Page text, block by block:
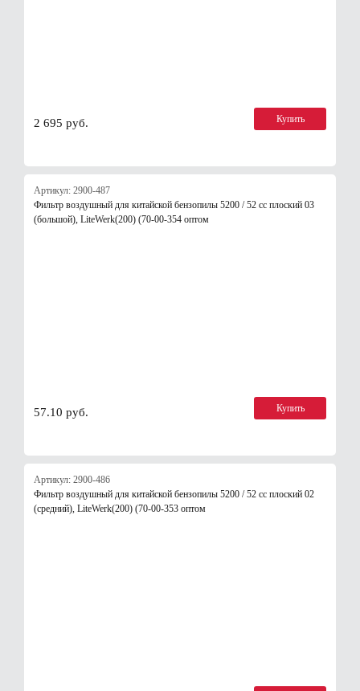
2 695 руб. Купить
Артикул: 2900-487
Фильтр воздушный для китайской бензопилы 5200 / 52 сс плоский 03
(большой), LiteWerk(200) (70-00-354 оптом
57.10 руб. Купить
Артикул: 2900-486
Фильтр воздушный для китайской бензопилы 5200 / 52 сс плоский 02
(средний), LiteWerk(200) (70-00-353 оптом